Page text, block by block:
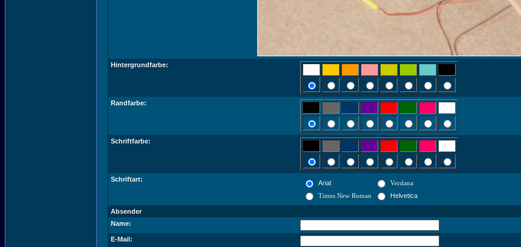
Hintergrundfarbe:
Randfarbe:
Schriftfarbe:
Schriftart: Arial
Verdana
Times New Roman
Helvetica
Absender
Name:
E-Mail: